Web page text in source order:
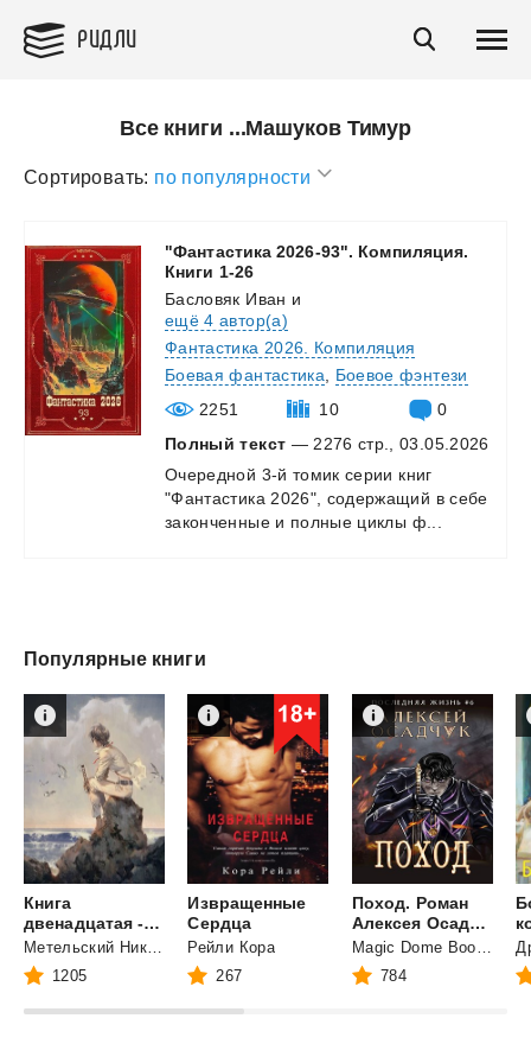
РИДЛИ
Все книги ...Машуков Тимур
Сортировать: по популярности
"Фантастика 2026-93". Компиляция.
Книги 1-26
Басловяк Иван и
ещё 4 автор(а)
Фантастика 2026. Компиляция
Боевая фантастика
Боевое фэнтези
2251
10
0
Полный текст — 2276 стр., 03.05.2026
Очередной 3-й томик серии книг
"Фантастика 2026", содержащий в себе
законченные и полные циклы ф...
Популярные книги
Книга
двенадцатая - Убивая маску
Метельский Николай Александрович
1205
Извращенные
Сердца
Рейли Кора
267
Поход. Роман
Алексея Осадчука
784